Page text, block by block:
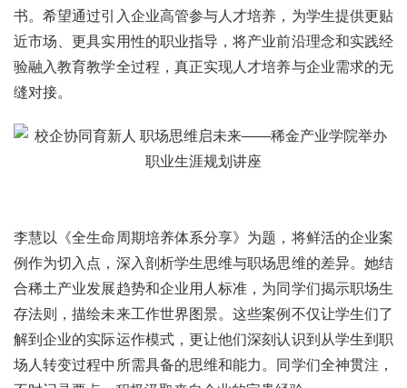
书。希望通过引入企业高管参与人才培养，为学生提供更贴
近市场、更具实用性的职业指导，将产业前沿理念和实践经
验融入教育教学全过程，真正实现人才培养与企业需求的无
缝对接。
李慧以《全生命周期培养体系分享》为题，将鲜活的企业案
例作为切入点，深入剖析学生思维与职场思维的差异。她结
合稀土产业发展趋势和企业用人标准，为同学们揭示职场生
存法则，描绘未来工作世界图景。这些案例不仅让学生们了
解到企业的实际运作模式，更让他们深刻认识到从学生到职
场人转变过程中所需具备的思维和能力。同学们全神贯注，